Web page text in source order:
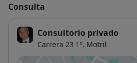
Consulta
Consultorio privado
Carrera 23 1º, Motril